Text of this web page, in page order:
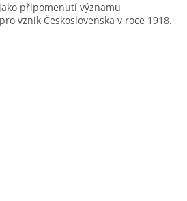
připomenutí významu
vznik Československa v roce 1918.